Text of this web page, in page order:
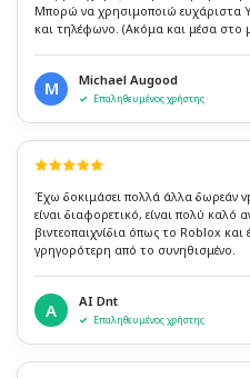
Μπορώ να χρησιμοποιώ ευχάριστα
και τηλέφωνο. (Ακόμα και μέσα στο
M Michael Augood
Επαληθευμένος χρήστης
Έχω δοκιμάσει πολλά άλλα δωρεάν
είναι διαφορετικό, είναι πολύ καλό
βιντεοπαιχνίδια όπως το Roblox
γρηγορότερη από το συνηθισμένο.
A AI Dnt
Επαληθευμένος χρήστης